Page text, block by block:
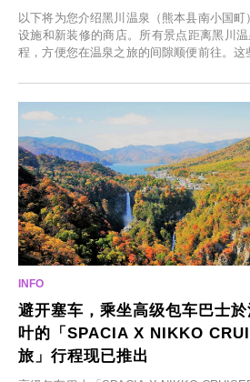
以下将为您介绍黑川温泉（熊本县南小国
设施和新装修的商店。所有景点距离黑川
程，方便您在温泉之旅的间隙顺便前往。
食材的餐厅。让您体验黑川温泉的全新乐趣
避开塞车，乘坐高级包车巴士
叶的「SPACIA X NIKKO
旅」行程现已推出